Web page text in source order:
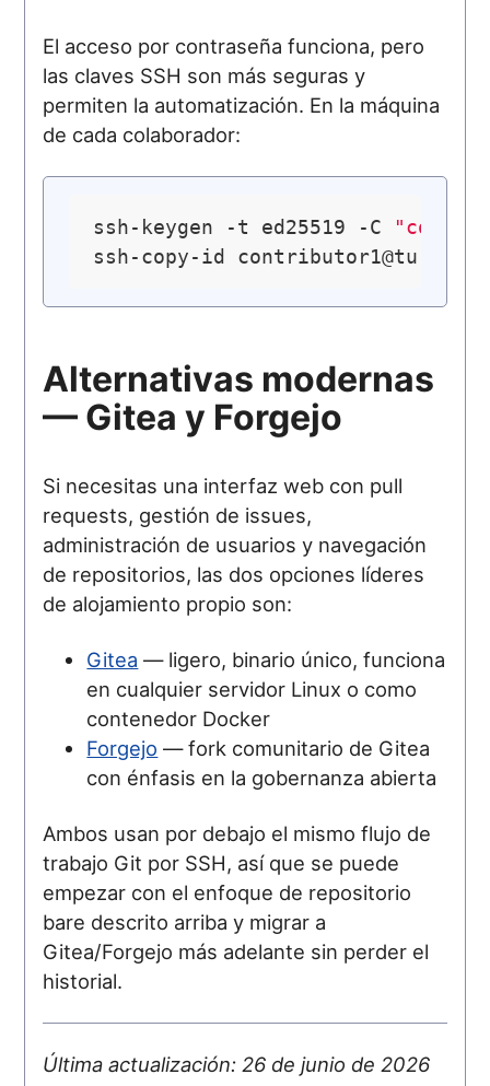
El acceso por contraseña funciona, pero
las claves SSH son más seguras y
permiten la automatización. En la máquina
de cada colaborador:
ssh-keygen -t ed25519 -C
Alternativas modernas
— Gitea y Forgejo
Si necesitas una interfaz web con pull
requests, gestión de issues,
administración de usuarios y navegación
de repositorios, las dos opciones líderes
de alojamiento propio son:
Gitea — ligero, binario único, funciona
en cualquier servidor Linux o como
contenedor Docker
Forgejo — fork comunitario de Gitea
con énfasis en la gobernanza abierta
Ambos usan por debajo el mismo flujo de
trabajo Git por SSH, así que se puede
empezar con el enfoque de repositorio
bare descrito arriba y migrar a
Gitea/Forgejo más adelante sin perder el
historial.
Última actualización: 26 de junio de 2026